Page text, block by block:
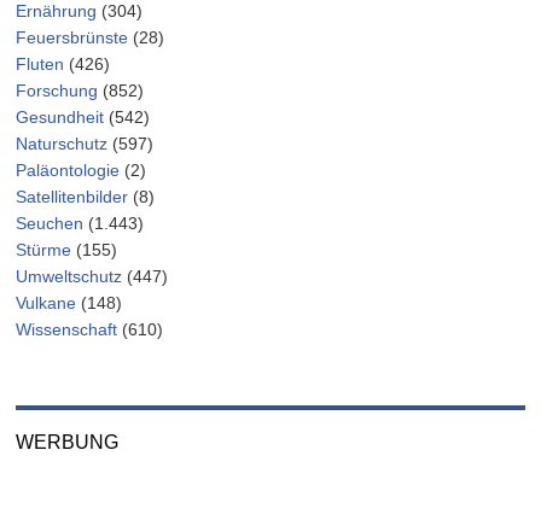
Ernährung (304)
Feuersbrünste (28)
Fluten (426)
Forschung (852)
Gesundheit (542)
Naturschutz (597)
Paläontologie (2)
Satellitenbilder (8)
Seuchen (1.443)
Stürme (155)
Umweltschutz (447)
Vulkane (148)
Wissenschaft (610)
WERBUNG